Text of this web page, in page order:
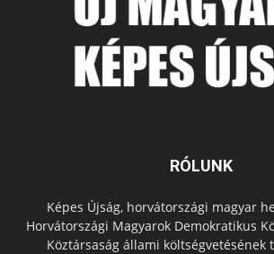
RÓLUNK
Képes Újság, horvátországi magyar
Horvátországi Magyarok Demokratikus
Köztársaság állami költségvetésének